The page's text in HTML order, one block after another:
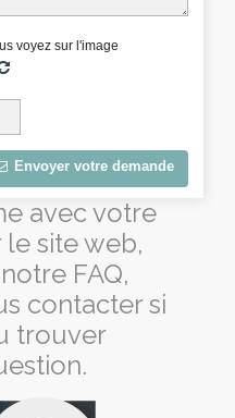
voyez sur l'image
Envoyer votre demande
avec votre
site web,
FAQ,
contacter si
trouver